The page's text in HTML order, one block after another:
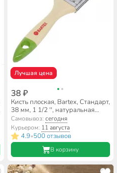
Лучшая цена
38 ₽
Кисть плоская, Bartex, Стандарт,
38 мм, 1 1/2 '', натуральная
щетина, рукоятка дерево,
1117115
Самовывоз: сегодня
Курьером: 11 августа
4.9•500 отзывов
В корзину